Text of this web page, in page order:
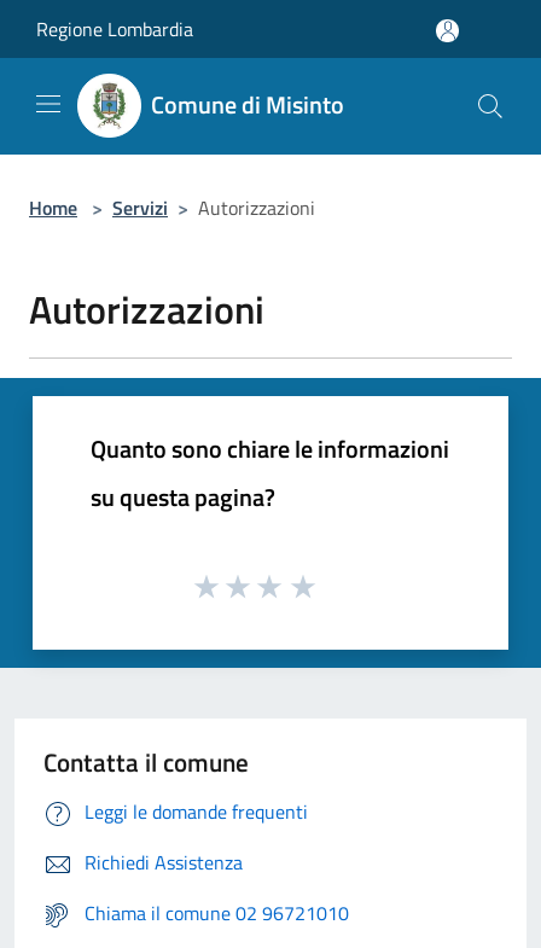
Regione Lombardia
Comune di Misinto
Home > Servizi > Autorizzazioni
Autorizzazioni
Quanto sono chiare le informazioni
su questa pagina?
Contatta il comune
Leggi le domande frequenti
Richiedi Assistenza
Chiama il comune 02 96721010